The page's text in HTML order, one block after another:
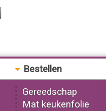
Bestellen
Gereedschap
Mat keukenfolie